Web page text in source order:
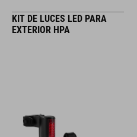
KIT DE LUCES LED PARA
EXTERIOR HPA